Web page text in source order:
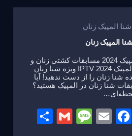
b
o
o
k
g
المپیک زنان
المپیک زنان
فروش ایپی تیوی المپیک 2024 مسابقات کشتی زنان و
مسابقات شنا زنان المپیک 2024 IPTV ویژه شنا زنان
شنا زنان را از دست ندهید! آیا
شنا زنان در المپیک هستید؟
لحظه‌ای…
X
F
E
M
G